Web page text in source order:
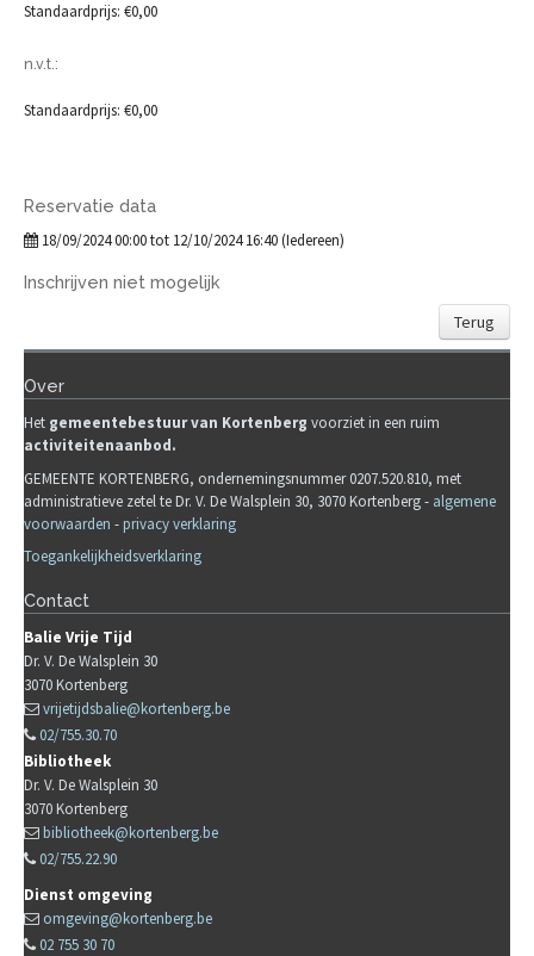
Standaardprijs: €0,00
n.v.t.:
Standaardprijs: €0,00
Reservatie data
18/09/2024 00:00 tot 12/10/2024 16:40 (Iedereen)
Inschrijven niet mogelijk
Terug
Over
Het gemeentebestuur van Kortenberg voorziet in een ruim
activiteitenaanbod.
GEMEENTE KORTENBERG, ondernemingsnummer 0207.520.810, met
administratieve zetel te Dr. V. De Walsplein 30, 3070 Kortenberg - algemene
voorwaarden -privacy verklaring
Toegankelijkheidsverklaring
Contact
Balie Vrije Tijd
Dr. V. De Walsplein 30
3070Kortenberg
vrijetijdsbalie@kortenberg.be
02/755.30.70
Bibliotheek
Dr. V. De Walsplein 30
3070Kortenberg
bibliotheek@kortenberg.be
02/755.22.90
Dienst omgeving
omgeving@kortenberg.be
02 755 30 70